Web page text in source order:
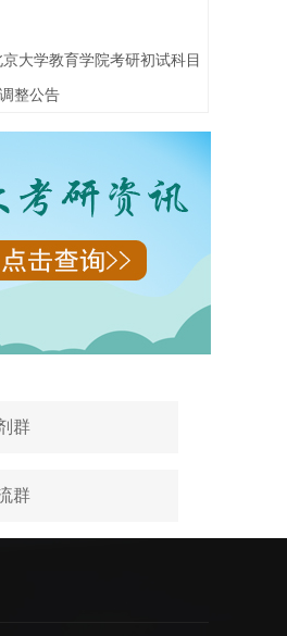
大学教育学院考研初试科目
整公告
群
群